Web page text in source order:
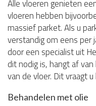
Alle vloeren genieten
vloeren hebben
massief parket. Als u
verstandig om eens per
door een specialist uit
dit nodig is, hangt af
van de vloer. Dit vraagt
Behandelen met olie